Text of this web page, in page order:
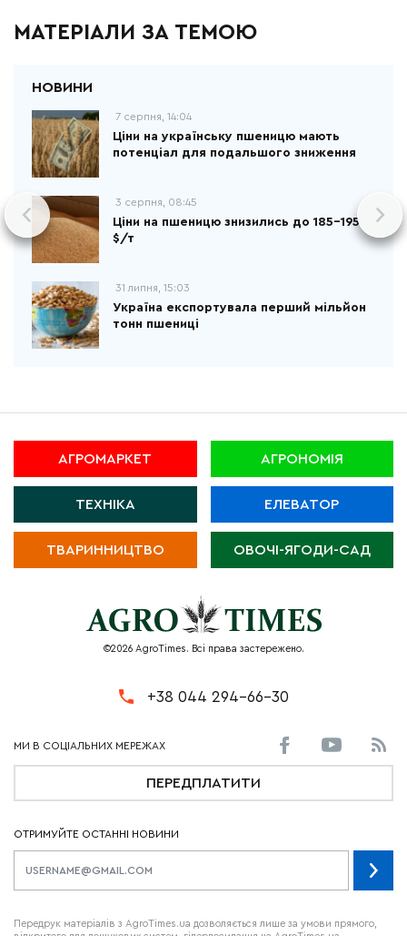
МАТЕРІАЛИ ЗА ТЕМОЮ
7 серпня, 14:04
Ціни на українську пшеницю мають
потенціал для подальшого зниження
3 серпня, 08:45
Ціни на пшеницю знизились до 185-195
$/т
31 липня, 15:03
Україна експортувала перший мільйон
тонн пшениці
АГРОМАРКЕТ АГРОНОМІЯ
ТЕХНІКА ЕЛЕВАТОР
ТВАРИННИЦТВО ОВОЧІ-ЯГОДИ-САД
©2026 AgroTimes. Всі права застережено.
+38 044 294-66-30
ПЕРЕДПЛАТИТИ
ОТРИМУЙТЕ ОСТАННІ НОВИНИ
Передрук матеріалів з AgroTimes.ua дозволяється лише за умови прямого,